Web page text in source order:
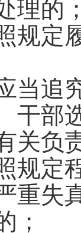
理的
定履
追
选
关负
定程
失真
；